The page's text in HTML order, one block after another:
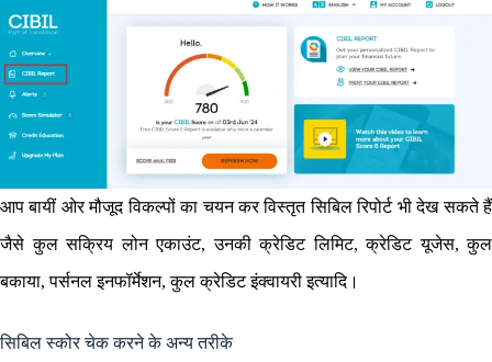
आप बायीं ओर मौजूद विकल्पों का चयन कर विस्तृत सिबिल रिपोर्ट भी देख सकते हैं
जैसे कुल सक्रिय लोन एकाउंट, उनकी क्रेडिट लिमिट, क्रेडिट यूजेस, कुल
बकाया, पर्सनल इनफॉर्मेशन, कुल क्रेडिट इंक्वायरी इत्यादि।
सिबिल स्कोर चेक करने के अन्य तरीके